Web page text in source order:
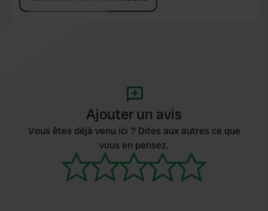
Ajouter un avis
Vous êtes déjà venu ici ? Dites aux autres ce que
vous en pensez.